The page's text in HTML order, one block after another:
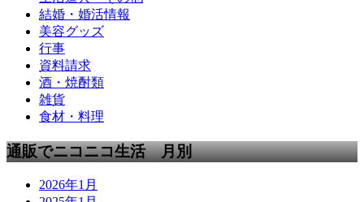
結婚・婚活情報
美容グッズ
行事
資料請求
酒・焼酎類
雑貨
食材・料理
通販でニコニコ生活 月別
2026年1月